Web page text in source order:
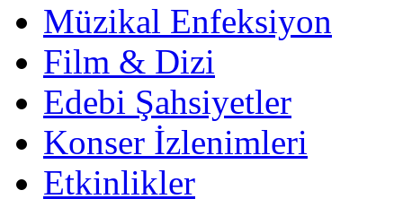
Müzikal Enfeksiyon
Film & Dizi
Edebi Şahsiyetler
Konser İzlenimleri
Etkinlikler